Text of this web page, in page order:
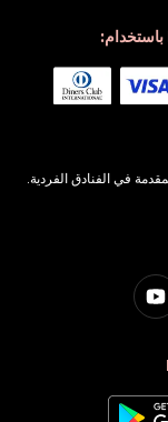
في الفنادق الفردية.